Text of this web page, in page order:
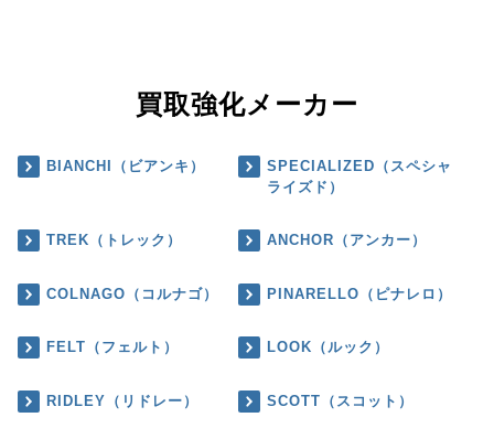
買取強化メーカー
BIANCHI（ビアンキ）
SPECIALIZED（スペシャ
ライズド）
TREK（トレック） ANCHOR（アンカー）
COLNAGO（コルナゴ） PINARELLO（ピナレロ）
FELT（フェルト） LOOK（ルック）
RIDLEY（リドレー） SCOTT（スコット）